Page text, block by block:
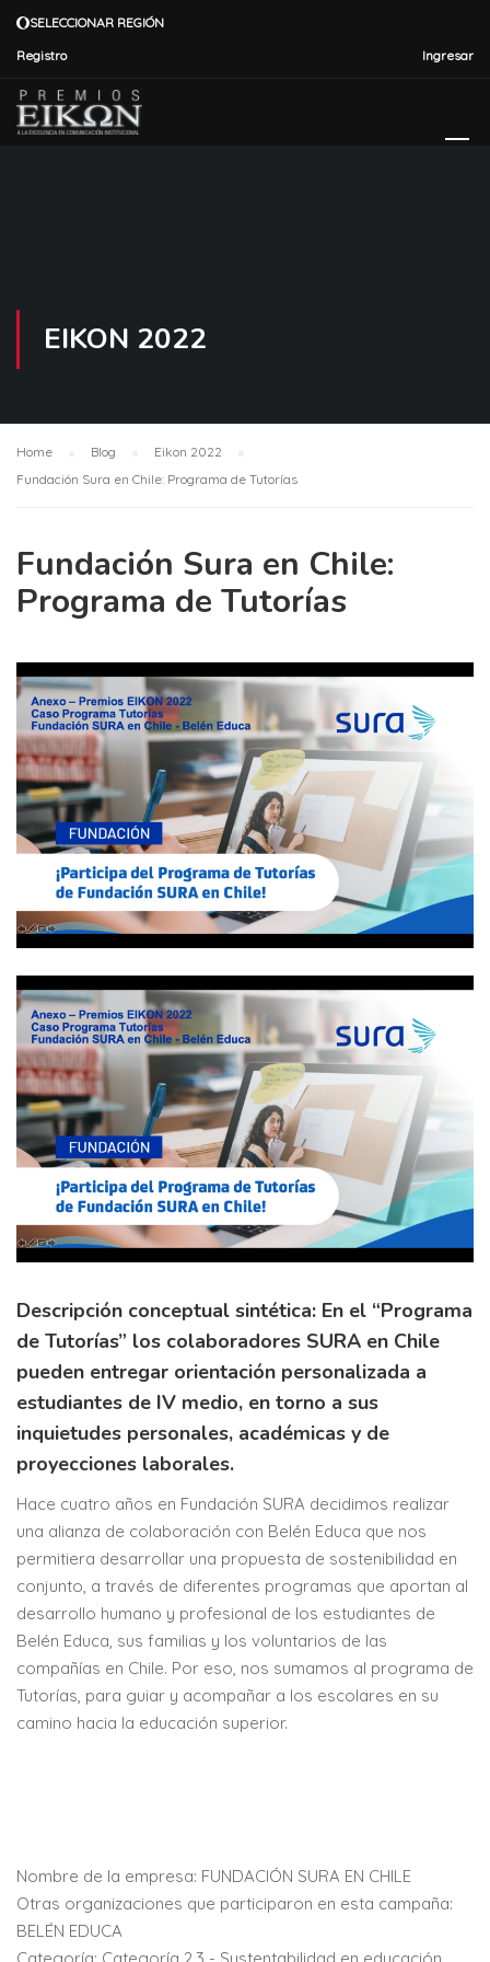
SELECCIONAR REGIÓN
Ingresar
Registro
EIKON 2022
Home Blog
Eikon 2022
Fundación Sura en Chile: Programa de Tutorías
Fundación Sura en Chile:
Programa de Tutorías
Descripción conceptual sintética: En el “Programa
de Tutorías” los colaboradores SURA en Chile
pueden entregar orientación personalizada a
estudiantes de IV medio, en torno a sus
inquietudes personales, académicas y de
proyecciones laborales.
Hace cuatro años en Fundación SURA decidimos realizar
una alianza de colaboración con Belén Educa que nos
permitiera desarrollar una propuesta de sostenibilidad en
conjunto, a través de diferentes programas que aportan al
desarrollo humano y profesional de los estudiantes de
Belén Educa, sus familias y los voluntarios de las
compañías en Chile. Por eso, nos sumamos al programa de
Tutorías, para guiar y acompañar a los escolares en su
camino hacia la educación superior.
Nombre de la empresa: FUNDACIÓN SURA EN CHILE
Otras organizaciones que participaron en esta campaña:
BELÉN EDUCA
Categoría: Categoría 2.3 - Sustentabilidad en educación